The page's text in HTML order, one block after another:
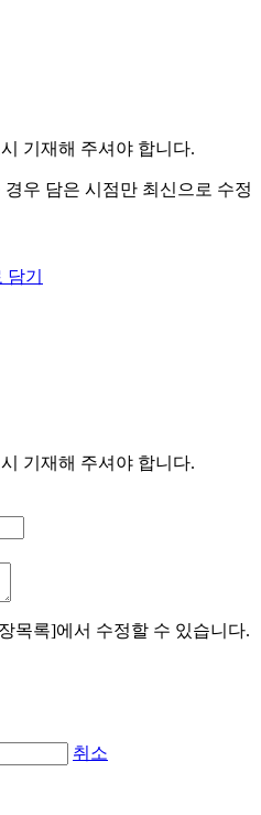
기재해 주셔야 합니다.
우 담은 시점만 최신으로 수정
기
기재해 주셔야 합니다.
목록]에서 수정할 수 있습니다.
취소